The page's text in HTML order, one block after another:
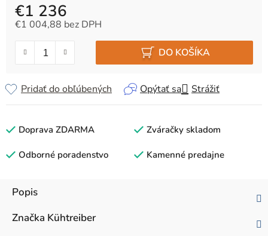
€1 236
€1 004,88 bez DPH
DO KOŠÍKA
Opýtať sa Strážiť
Pridať do obľúbených
Doprava ZDARMA Zváračky skladom
Odborné poradenstvo Kamenné predajne
Popis
Značka Kühtreiber